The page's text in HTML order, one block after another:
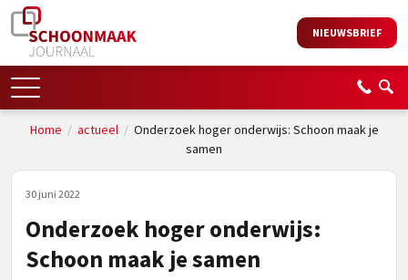
NIEUWSBRIEF
Home / actueel/ Onderzoek hoger onderwijs: Schoon maak je
samen
30 juni 2022
Onderzoek hoger onderwijs:
Schoon maak je samen